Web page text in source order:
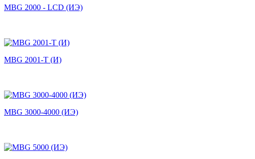
MBG 2000 - LCD (ИЭ)
MBG 2001-Т (И)
MBG 3000-4000 (ИЭ)